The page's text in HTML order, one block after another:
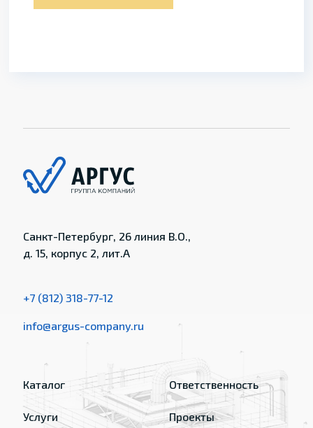
Санкт-Петербург, 26 линия В.О.,
д. 15, корпус 2, лит.А
+7 (812) 318-77-12
info@argus-company.ru
Каталог
Услуги
Ответственность
Проекты